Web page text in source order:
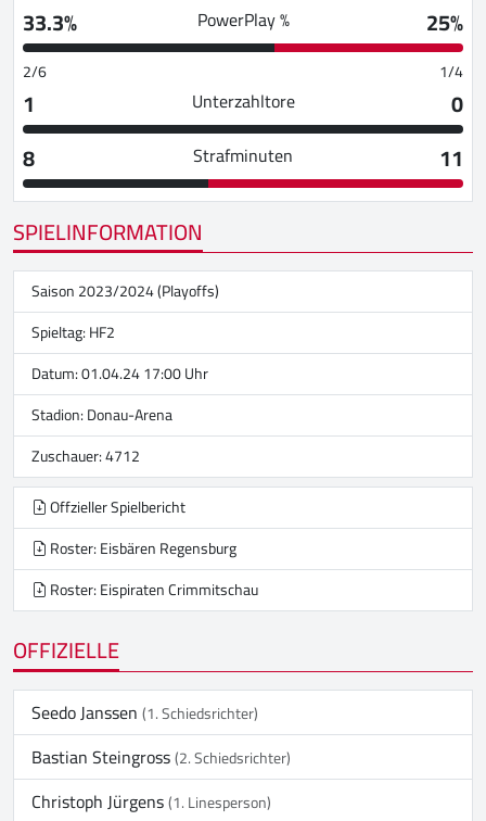
33.3%
PowerPlay % 25%
2/6 1/4
1 Unterzahltore
0
8
Strafminuten
11
SPIELINFORMATION
Saison 2023/2024 (Playoffs)
Spieltag: HF2
Datum: 01.04.24 17:00 Uhr
Stadion:Donau-Arena
Zuschauer: 4712
Offzieller Spielbericht
Roster: Eisbären Regensburg
Roster: Eispiraten Crimmitschau
OFFIZIELLE
Seedo Janssen(1. Schiedsrichter)
Bastian Steingross(2. Schiedsrichter)
Christoph Jürgens(1. Linesperson)